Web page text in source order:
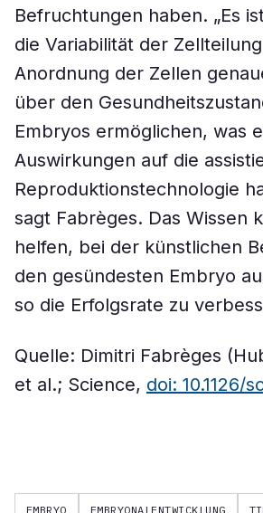
Befruchtungen haben. „Es
die Variabilität der
Anordnung der Zellen
über den
Embryos ermöglichen, was
Auswirkungen auf die
Reproduktionstechnologie
sagt Fabrèges. Das Wissen
helfen, bei der künstlichen
den gesündesten Embryo
so die Erfolgsrate zu
Quelle: Dimitri Fabrèges
et al.; Science, doi: 10.1126/
EMBRYO EMBRYONALENTWICKLUNG